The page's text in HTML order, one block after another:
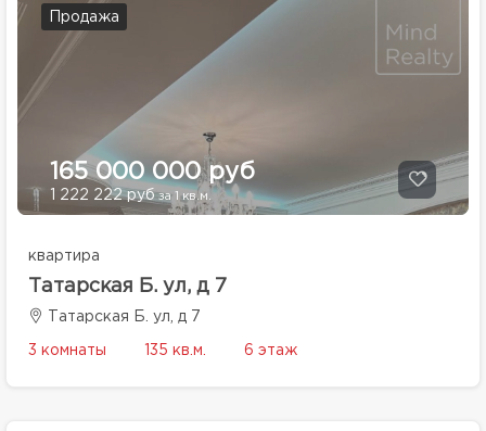
Продажа
165 000 000 руб
1 222 222 руб за 1 кв.м.
квартира
Татарская Б. ул, д 7
Татарская Б. ул, д 7
3 комнаты 135 кв.м. 6 этаж